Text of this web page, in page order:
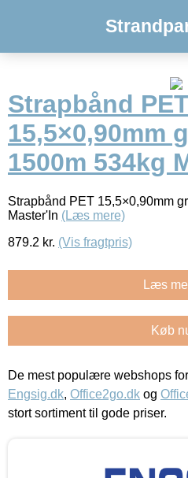
Strapbånd
15,5×0,90mm
1500m 534kg
Strapbånd PET 15,5×0,90mm
Master'In (Læs mere)
879.2 kr. (Vis fragtpris)
Læs
Køb
De mest populære webshops
Engsig.dk, Office2go.dk og
stort sortiment til gode priser.